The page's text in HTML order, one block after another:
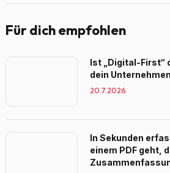
Für dich empfohlen
Ist „Digital-First“
dein
20.7.2026
In Sekunden
einem PDF geht,